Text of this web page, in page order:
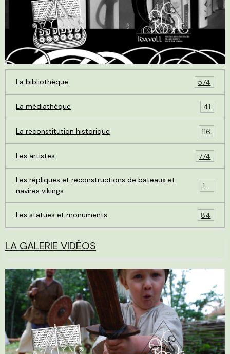
La bibliothèque 574
La médiathèque 41
La reconstitution historique 116
Les artistes 774
Les répliques et reconstructions de bateaux et
navires vikings
119
Les statues et monuments 84
LA GALERIE VIDÉOS